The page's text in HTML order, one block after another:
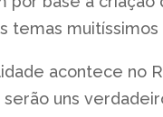
temas
acontece no
uns